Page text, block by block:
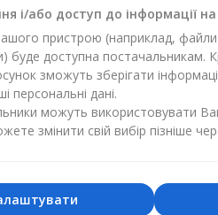
Усі фото доставок
і/або доступ до інформації
пристрою (наприклад, файли
буде доступна постачальникам.
зможуть зберігати
персональні дані.
можуть використовувати
змінити свій вибір пізніше